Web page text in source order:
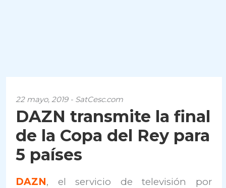
22 mayo, 2019 - SatCesc.com
DAZN transmite la final
de la Copa del Rey para
5 países
DAZN, el servicio de televisión por